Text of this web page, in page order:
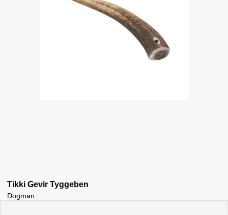
Tikki Gevir Tyggeben
Dogman